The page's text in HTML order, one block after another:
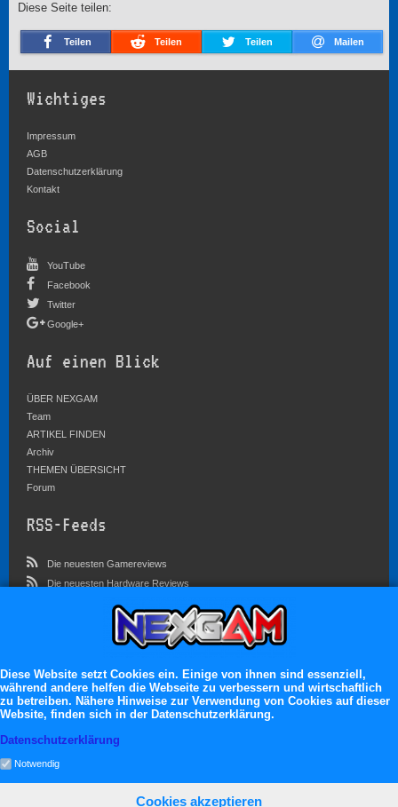
Diese Seite teilen:
Teilen Teilen Teilen Mailen
Wichtiges
Impressum
AGB
Datenschutzerklärung
Kontakt
Social
YouTube
Facebook
Twitter
Google+
Auf einen Blick
ÜBER NEXGAM
Team
ARTIKEL FINDEN
Archiv
THEMEN ÜBERSICHT
Forum
RSS-Feeds
Die neuesten Gamereviews
Die neuesten Hardware Reviews
Die neuesten Artikel
Im Forum sind zur Zeit 3023 Benutzer online
Es erwarten dich:
13.119 registrierte Mitglieder
71.049 Themen
Diese Website setzt Cookies ein. Einige von ihnen sind essenziell,
während andere helfen die Webseite zu verbessern und wirtschaftlich
zu betreiben. Nähere Hinweise zur Verwendung von Cookies auf dieser
Website, finden sich in der Datenschutzerklärung.
Datenschutzerklärung
Notwendig
Cookies akzeptieren